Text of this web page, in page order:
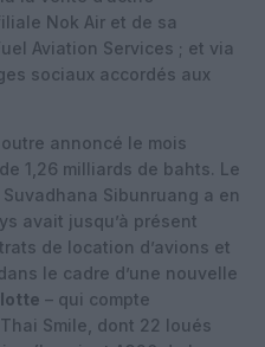
Nok Air et de sa
Aviation Services ; et via
sociaux accordés aux
annoncé le mois
de 1,26 milliards de bahts. Le
Sibunruang a en
avait jusqu’à présent
de location d’avions et
le cadre d’une nouvelle
– qui compte
Smile, dont 22 loués